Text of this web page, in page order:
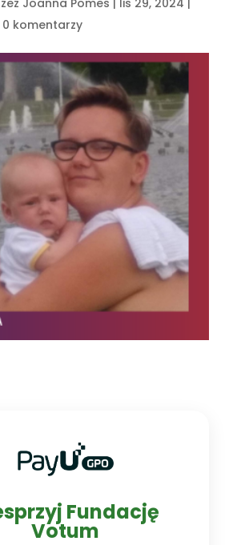
Joanna Pomes | lis 29, 2024 |
0 komentarzy
Fundację
Votum